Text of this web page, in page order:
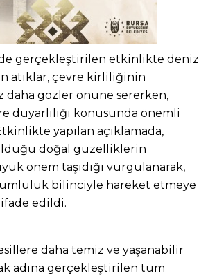
gerçekleştirilen etkinlikte deniz
atıklar, çevre kirliliğinin
gözler önüne sererken,
duyarlılığı konusunda önemli
yapılan açıklamada,
doğal güzelliklerin
önem taşıdığı vurgulanarak,
bilinciyle hareket etmeye
edildi.
daha temiz ve yaşanabilir
adına gerçekleştirilen tüm